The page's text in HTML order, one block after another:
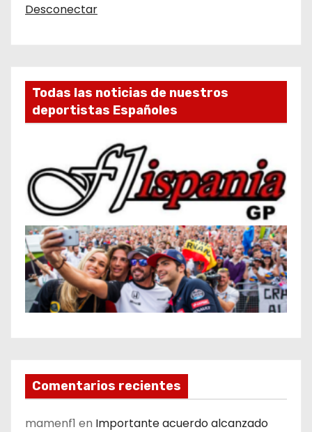
Desconectar
Todas las noticias de nuestros
deportistas Españoles
Comentarios recientes
mamenf1 en Importante acuerdo alcanzado